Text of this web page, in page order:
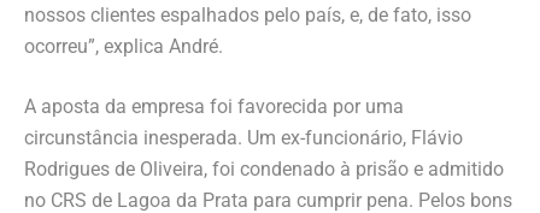
nossos clientes espalhados pelo país, e, de fato, isso
ocorreu”, explica André.
A aposta da empresa foi favorecida por uma
circunstância inesperada. Um ex-funcionário, Flávio
Rodrigues de Oliveira, foi condenado à prisão e admitido
no CRS de Lagoa da Prata para cumprir pena. Pelos bons